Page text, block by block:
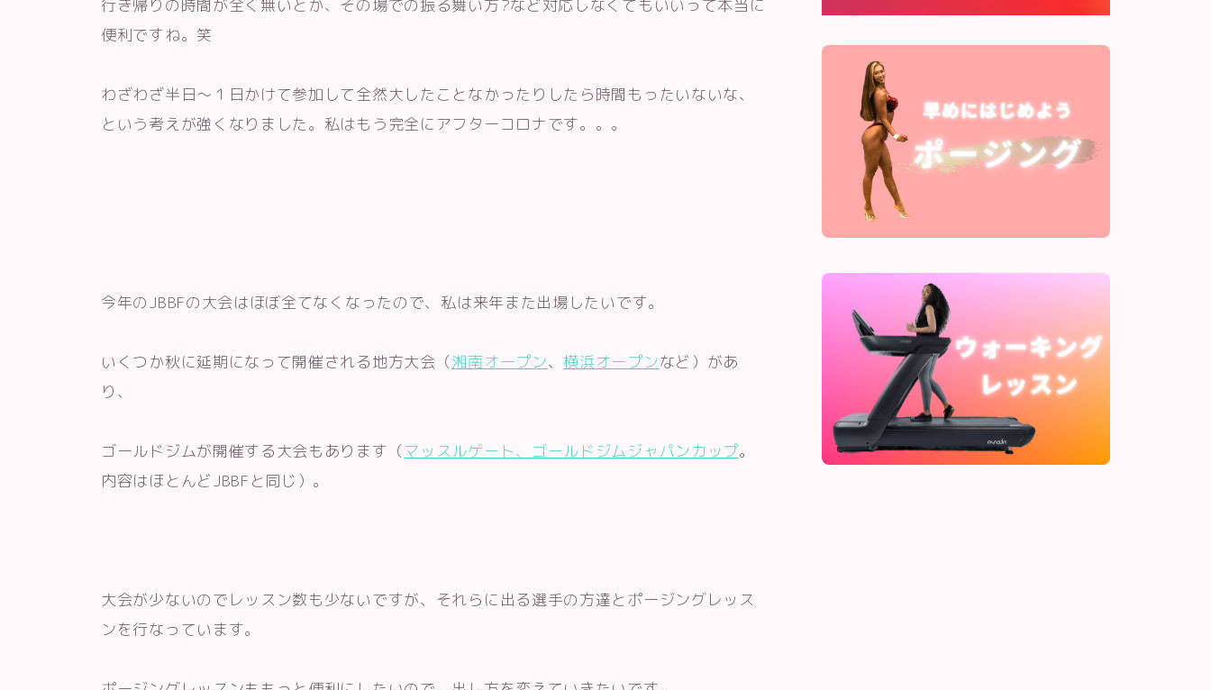
行き帰りの時間が全く無いとか、その場での振る舞い方?など対応しなくてもいいって本当に
便利ですね。笑
わざわざ半日〜１日かけて参加して全然大したことなかったりしたら時間もったいないな、
という考えが強くなりました。私はもう完全にアフターコロナです。。。
今年のJBBFの大会はほぼ全てなくなったので、私は来年また出場したいです。
いくつか秋に延期になって開催される地方大会（湘南オープン、横浜オープンなど）があ
り、
ゴールドジムが開催する大会もあります（マッスルゲート、ゴールドジムジャパンカップ。
内容はほとんどJBBFと同じ）。
大会が少ないのでレッスン数も少ないですが、それらに出る選手の方達とポージングレッス
ンを行なっています。